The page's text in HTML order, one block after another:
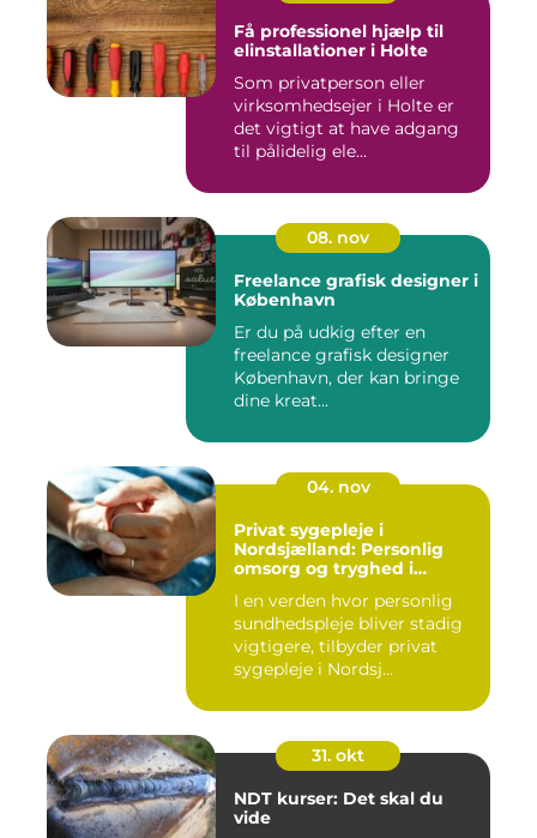
Få professionel hjælp til
elinstallationer i Holte
Som privatperson eller
virksomhedsejer i Holte er
det vigtigt at have adgang
til pålidelig ele...
08. nov
Freelance grafisk designer i
København
Er du på udkig efter en
freelance grafisk designer
København, der kan bringe
dine kreat...
04. nov
Privat sygepleje i
Nordsjælland: Personlig
omsorg og tryghed i
I en verden hvor personlig
sundhedspleje bliver stadig
vigtigere, tilbyder privat
sygepleje i Nordsj...
31. okt
NDT kurser: Det skal du
vide